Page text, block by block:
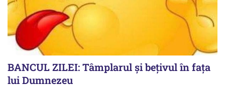
BANCUL ZILEI: Tâmplarul și bețivul în fața
lui Dumnezeu